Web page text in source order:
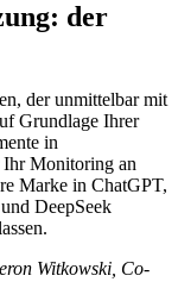
der
der unmittelbar mit
Grundlage Ihrer
in
Ihr Monitoring an
Marke in ChatGPT,
DeepSeek
Witkowski, Co-